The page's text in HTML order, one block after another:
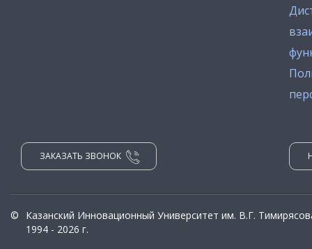
ЗАКАЗАТЬ ЗВОНОК
©
Казанский Инновационный Университет им. В.Г.
1994 - 2026 г.